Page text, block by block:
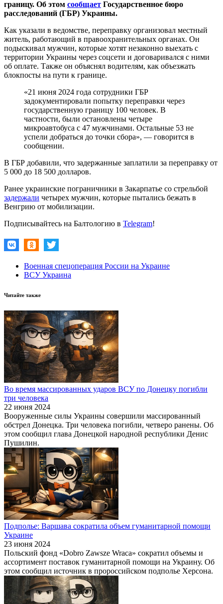
границу. Об этом сообщает Государственное бюро
расследований (ГБР) Украины.
Как указали в ведомстве, переправку организовал местный
житель, работающий в правоохранительных органах. Он
подыскивал мужчин, которые хотят незаконно выехать с
территории Украины через соцсети и договаривался с ними
об оплате. Также он объяснял водителям, как объезжать
блокпосты на пути к границе.
«21 июня 2024 года сотрудники ГБР
задокументировали попытку переправки через
государственную границу 100 человек. В
частности, были остановлены четыре
микроавтобуса с 47 мужчинами. Остальные 53 не
успели добраться до точки сбора», — говорится в
сообщении.
В ГБР добавили, что задержанные заплатили за переправку от
5 000 до 18 500 долларов.
Ранее украинские пограничники в Закарпатье со стрельбой
задержали четырех мужчин, которые пытались бежать в
Венгрию от мобилизации.
Подписывайтесь на Балтологию в Telegram!
Военная спецоперация России на Украине
ВСУ Украина
Читайте также
Во время массированных ударов ВСУ по Донецку погибли
три человека
22 июня 2024
Вооруженные силы Украины совершили массированный
обстрел Донецка. Три человека погибли, четверо ранены. Об
этом сообщил глава Донецкой народной республики Денис
Пушилин.
Подполье: Варшава сократила объем гуманитарной помощи
Украине
23 июня 2024
Польский фонд «Dobro Zawsze Wraca» сократил объемы и
ассортимент поставок гуманитарной помощи на Украину. Об
этом сообщил источник в пророссийском подполье Херсона.